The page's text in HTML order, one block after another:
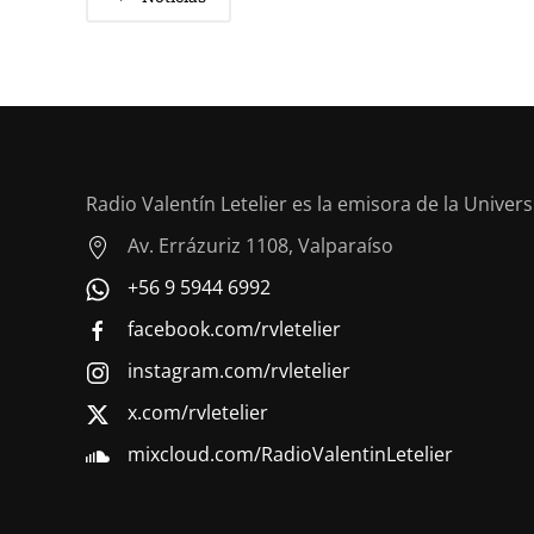
Radio Valentín Letelier es la emisora de la
Av. Errázuriz 1108, Valparaíso
+56 9 5944 6992
facebook.com/rvletelier
instagram.com/rvletelier
x.com/rvletelier
mixcloud.com/RadioValentinLetelier